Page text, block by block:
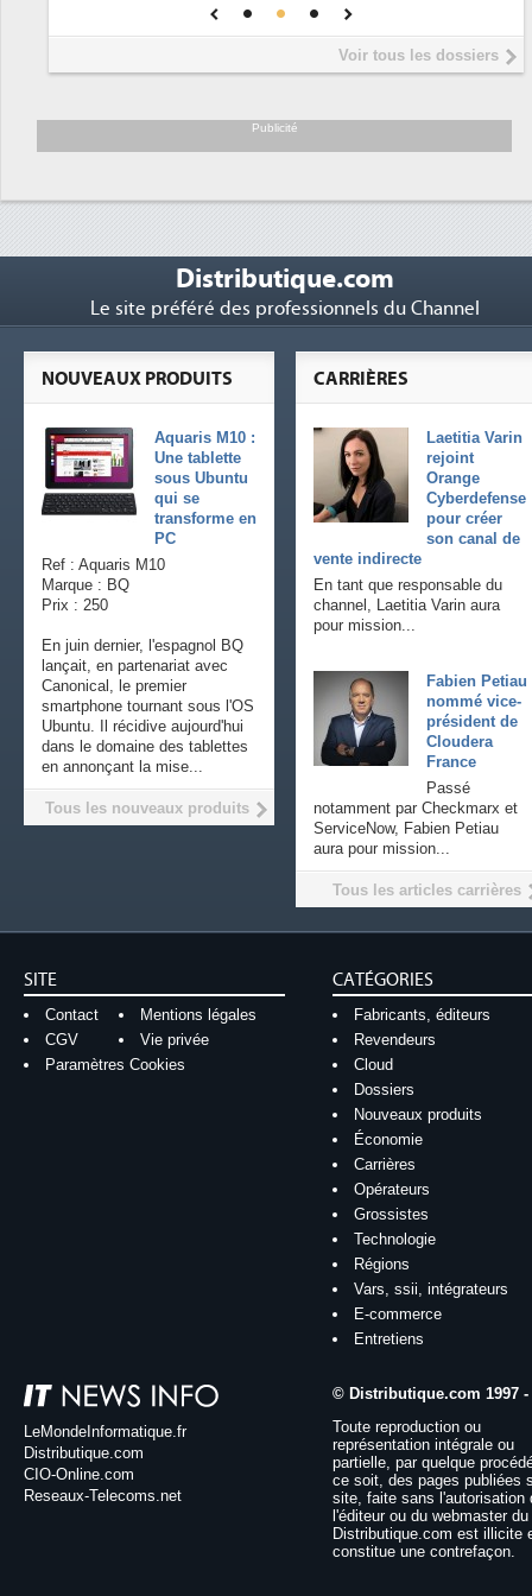
DEE
Interview de Fabrice Coquio,
président de Digital Realty...
soutient les...
Voir tous les dossiers
Publicité
Distributique.com
Le site préféré des professionnels du Channel
CARRIÈRES
Laetitia Varin
rejoint
Orange
Cyberdefense
pour créer
son canal de
vente indirecte
En tant que responsable du
channel, Laetitia Varin aura
pour mission...
Fabien Petiau
nommé vice-
président de
Cloudera
France
Passé
notamment par Checkmarx et
ServiceNow, Fabien Petiau
aura pour mission...
Tous les articles carrières
NOUVEAUX PRODUITS
Aquaris M10 :
Une tablette
sous Ubuntu
qui se
transforme en
PC
Ref : Aquaris M10
Marque : BQ
Prix : 250
En juin dernier, l'espagnol BQ
lançait, en partenariat avec
Canonical, le premier
smartphone tournant sous l'OS
Ubuntu. Il récidive aujourd'hui
dans le domaine des tablettes
en annonçant la mise...
Tous les nouveaux produits
SITE
Contact
Mentions légales
CGV
Vie privée
Paramètres Cookies
CATÉGORIES
Fabricants, éditeurs
Revendeurs
Cloud
Dossiers
Nouveaux produits
Économie
Carrières
Opérateurs
Grossistes
Technologie
Régions
Vars, ssii, intégrateurs
E-commerce
Entretiens
LeMondeInformatique.fr
Distributique.com
CIO-Online.com
Reseaux-Telecoms.net
© Distributique.com 1997 -
Toute reproduction ou
représentation intégrale ou
partielle, par quelque
ce soit, des pages publiées
site, faite sans l'autorisation
l'éditeur ou du webmaster
Distributique.com est illicite
constitue une contrefaçon.